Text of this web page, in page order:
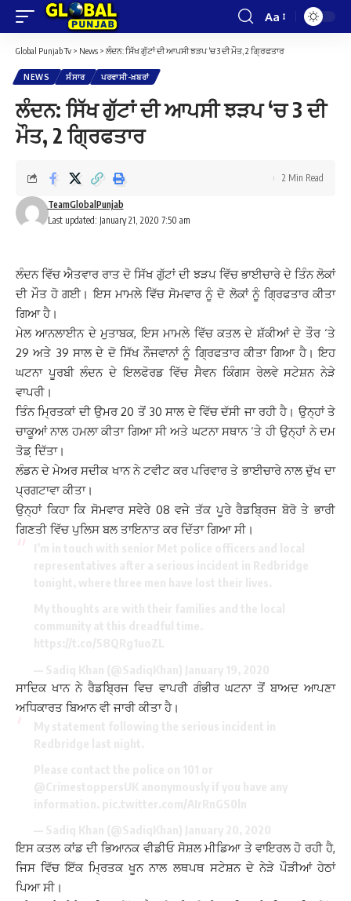
Font
Aa
Global Punjab Tv > News > ਲੰਦਨ: ਸਿੱਖ ਗੁੱਟਾਂ ਦੀ ਆਪਸੀ ਝੜਪ ‘ਚ 3 ਦੀ ਮੌਤ, 2 ਗ੍ਰਿਫਤਾਰ
NEWS ਸੰਸਾਰ ਪਰਵਾਸੀ-ਖ਼ਬਰਾਂ
ਲੰਦਨ: ਸਿੱਖ ਗੁੱਟਾਂ ਦੀ ਆਪਸੀ ਝੜਪ ‘ਚ 3 ਦੀ
ਮੌਤ, 2 ਗ੍ਰਿਫਤਾਰ
Last updated: January 21, 2020 7:50 am
TeamGlobalPunjab
2 Min Read
ਲੰਦਨ ਵਿੱਚ ਐਤਵਾਰ ਰਾਤ ਦੋ ਸਿੱਖ ਗੁੱਟਾਂ ਦੀ ਝੜਪ ਵਿੱਚ ਭਾਈਚਾਰੇ ਦੇ ਤਿੰਨ ਲੋਕਾਂ
ਦੀ ਮੌਤ ਹੋ ਗਈ। ਇਸ ਮਾਮਲੇ ਵਿੱਚ ਸੋਮਵਾਰ ਨੂੰ ਦੋ ਲੋਕਾਂ ਨੂੰ ਗ੍ਰਿਫਤਾਰ ਕੀਤਾ
ਗਿਆ ਹੈ।
ਮੇਲ ਆਨਲਾਈਨ ਦੇ ਮੁਤਾਬਕ, ਇਸ ਮਾਮਲੇ ਵਿੱਚ ਕਤਲ ਦੇ ਸ਼ੱਕੀਆਂ ਦੇ ਤੌਰ ‘ਤੇ
29 ਅਤੇ 39 ਸਾਲ ਦੇ ਦੋ ਸਿੱਖ ਨੌਜਵਾਨਾਂ ਨੂੰ ਗ੍ਰਿਫਤਾਰ ਕੀਤਾ ਗਿਆ ਹੈ। ਇਹ
ਘਟਨਾ ਪੂਰਬੀ ਲੰਦਨ ਦੇ ਇਲਫੋਰਡ ਵਿੱਚ ਸੈਵਨ ਕਿੰਗਸ ਰੇਲਵੇ ਸਟੇਸ਼ਨ ਨੇੜੇ
ਵਾਪਰੀ।
ਤਿੰਨ ਮ੍ਰਿਤਕਾਂ ਦੀ ਉਮਰ 20 ਤੋਂ 30 ਸਾਲ ਦੇ ਵਿੱਚ ਦੱਸੀ ਜਾ ਰਹੀ ਹੈ। ਉਨ੍ਹਾਂ ਤੇ
ਚਾਕੂਆਂ ਨਾਲ ਹਮਲਾ ਕੀਤਾ ਗਿਆ ਸੀ ਅਤੇ ਘਟਨਾ ਸਥਾਨ ‘ਤੇ ਹੀ ਉਨ੍ਹਾਂ ਨੇ ਦਮ
ਤੋਡ਼ ਦਿੱਤਾ।
ਲੰਡਨ ਦੇ ਮੇਅਰ ਸਦੀਕ ਖਾਨ ਨੇ ਟਵੀਟ ਕਰ ਪਰਿਵਾਰ ਤੇ ਭਾਈਚਾਰੇ ਨਾਲ ਦੁੱਖ ਦਾ
ਪ੍ਰਗਟਾਵਾ ਕੀਤਾ।
ਉਨ੍ਹਾਂ ਕਿਹਾ ਕਿ ਸੋਮਵਾਰ ਸਵੇਰੇ 08 ਵਜੇ ਤੱਕ ਪੂਰੇ ਰੈਡਬ੍ਰਿਜ ਬੋਰੋ ਤੇ ਭਾਰੀ
ਗਿਣਤੀ ਵਿੱਚ ਪੁਲਿਸ ਬਲ ਤਾਇਨਾਤ ਕਰ ਦਿੱਤਾ ਗਿਆ ਸੀ।
ਸਾਦਿਕ ਖਾਨ ਨੇ ਰੈਡਬ੍ਰਿਜ ਵਿਚ ਵਾਪਰੀ ਗੰਭੀਰ ਘਟਨਾ ਤੋਂ ਬਾਅਦ ਆਪਣਾ
ਅਧਿਕਾਰਤ ਬਿਆਨ ਵੀ ਜਾਰੀ ਕੀਤਾ ਹੈ।
ਇਸ ਕਤਲ ਕਾਂਡ ਦੀ ਭਿਆਨਕ ਵੀਡੀਓ ਸੋਸ਼ਲ ਮੀਡਿਆ ਤੇ ਵਾਇਰਲ ਹੋ ਰਹੀ ਹੈ,
ਜਿਸ ਵਿੱਚ ਇੱਕ ਮ੍ਰਿਤਕ ਖੂਨ ਨਾਲ ਲਥਪਥ ਸਟੇਸ਼ਨ ਦੇ ਨੇੜੇ ਪੌੜੀਆਂ ਹੇਠਾਂ
ਪਿਆ ਸੀ।